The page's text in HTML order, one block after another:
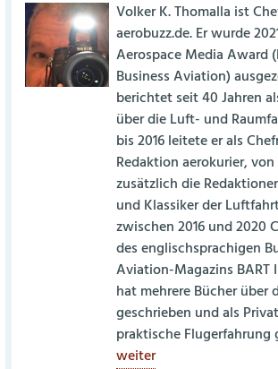
Volker K. Thomalla ist
aerobuzz.de. Er wurde
Aerospace Media Award
Business Aviation)
berichtet seit 40 Jahren
über die Luft- und
bis 2016 leitete er als
Redaktion aerokurier,
zusätzlich die
und Klassiker der
zwischen 2016 und 2020
des englischsprachigen
Aviation-Magazins BART
hat mehrere Bücher über
geschrieben und als
praktische Flugerfahrung
weiter